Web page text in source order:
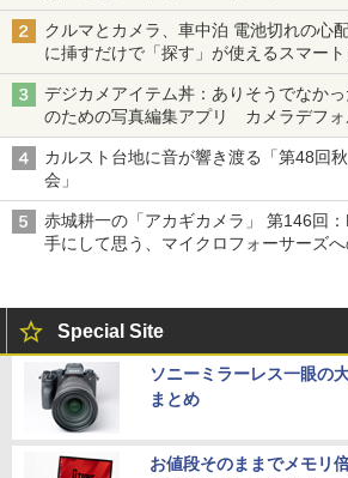
クルマとカメラ、車中泊 電池切れの心
に挿すだけで「探す」が使えるスマー
デジカメアイテム丼：ありそうでなかっ
のための写真編集アプリ カメラデフォ
る「Filmator」
カルスト台地に音が響き渡る「第48回
会」
赤城耕一の「アカギカメラ」 第146回
手にして思う、マイクロフォーサーズ
Special Site
ソニーミラーレス一眼の
まとめ
お値段そのままでメモリ